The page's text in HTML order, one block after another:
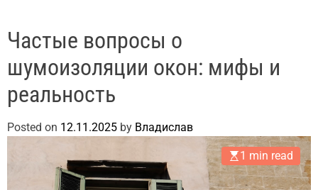
Частые вопросы о
шумоизоляции окон: мифы и
реальность
Posted on 12.11.2025 by Владислав
1 min read